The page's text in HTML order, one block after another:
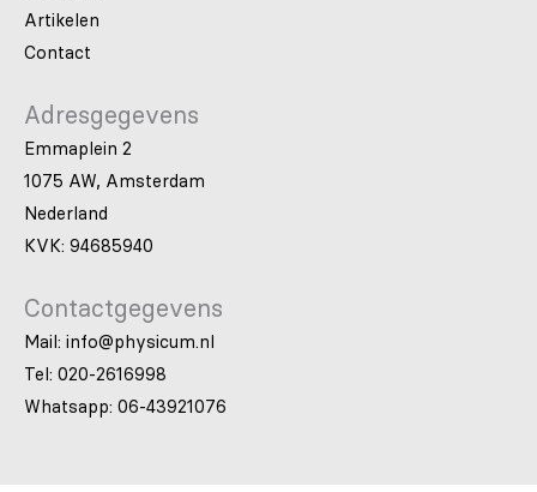
Artikelen
Contact
Adresgegevens
Emmaplein 2
1075 AW, Amsterdam
Nederland
KVK: 94685940
Contactgegevens
Mail: info@physicum.nl
Tel: 020-2616998
Whatsapp: 06-43921076